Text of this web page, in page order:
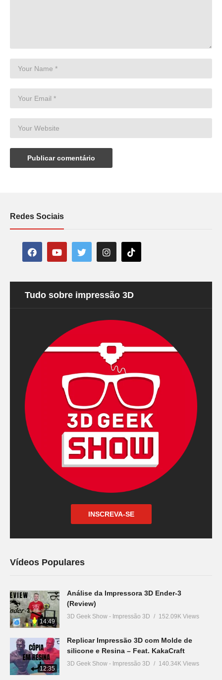
Redes Sociais
Tudo sobre impressão 3D
INSCREVA-SE
Vídeos Populares
14:49
Análise da Impressora 3D Ender-3
(Review)
3D Geek Show - Impressão 3D 152.09K Views
12:35
Replicar Impressão 3D com Molde de
silicone e Resina – Feat. KakaCraft
3D Geek Show - Impressão 3D 140.34K Views